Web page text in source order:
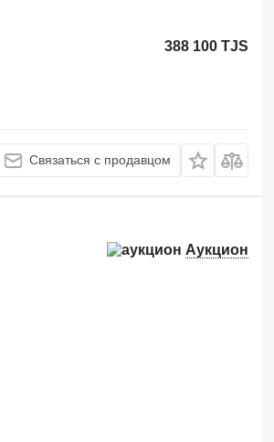
388 100 TJS
Связаться с продавцом
Аукцион